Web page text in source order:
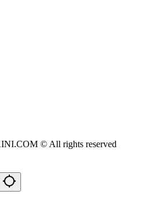
© All rights reserved